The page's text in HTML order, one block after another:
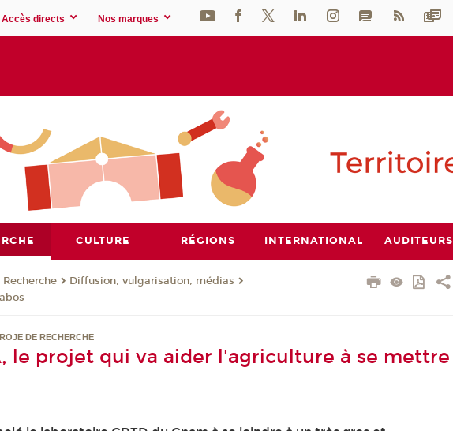
Accès directs Nos marques
CULTURE RÉGIONS INTERNATIONAL AUDITEURS
Recherche
Diffusion, vulgarisation, médias
DE RECHERCHE
le projet qui va aider l'agriculture à se mettre